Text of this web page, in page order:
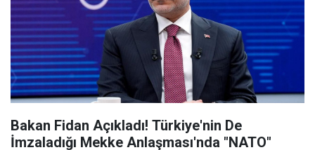
Bakan Fidan Açıkladı! Türkiye'nin De
İmzaladığı Mekke Anlaşması'nda "NATO"